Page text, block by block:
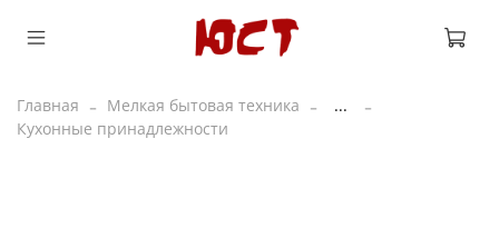
Главная Мелкая бытовая техника
...
Кухонные принадлежности